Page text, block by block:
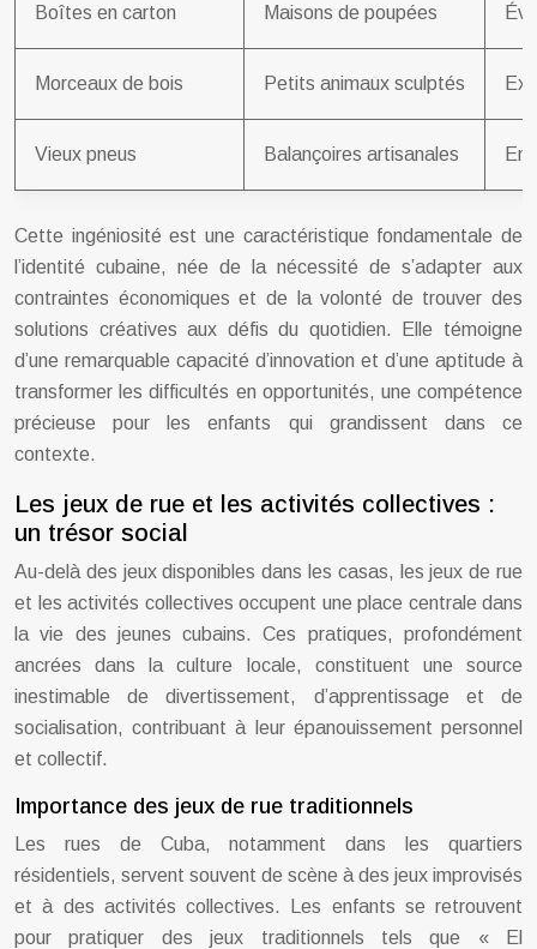
Boîtes en carton Maisons de poupées
Morceaux de bois Petits animaux sculptés
Vieux pneus Balançoires artisanales
Cette ingéniosité est une caractéristique fondamentale de
l’identité cubaine, née de la nécessité de s’adapter aux
contraintes économiques et de la volonté de trouver des
solutions créatives aux défis du quotidien. Elle témoigne
d’une remarquable capacité d’innovation et d’une aptitude à
transformer les difficultés en opportunités, une compétence
précieuse pour les enfants qui grandissent dans ce
contexte.
Les jeux de rue et les activités collectives :
un trésor social
Au-delà des jeux disponibles dans les casas, les jeux de rue
et les activités collectives occupent une place centrale dans
la vie des jeunes cubains. Ces pratiques, profondément
ancrées dans la culture locale, constituent une source
inestimable de divertissement, d’apprentissage et de
socialisation, contribuant à leur épanouissement personnel
et collectif.
Importance des jeux de rue traditionnels
Les rues de Cuba, notamment dans les quartiers
résidentiels, servent souvent de scène à des jeux improvisés
et à des activités collectives. Les enfants se retrouvent
pour pratiquer des jeux traditionnels tels que « El